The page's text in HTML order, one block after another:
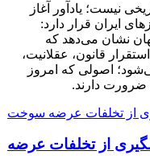
نیست؛ یادآور آغاز
ایران قرار دارد:
نشان می‌دهد که
قانون، عقلانیت،
اصولی که امروز
ضرورت دارند.
از تخلفات عرضه